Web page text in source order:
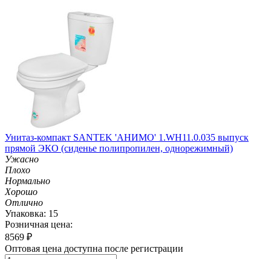
Унитаз-компакт SANTEK 'АНИМО' 1.WH11.0.035 выпуск
прямой ЭКО (сиденье полипропилен, однорежимный)
Ужасно
Плохо
Нормально
Хорошо
Отлично
Упаковка: 15
Розничная цена:
8569 ₽
Оптовая цена доступна после регистрации